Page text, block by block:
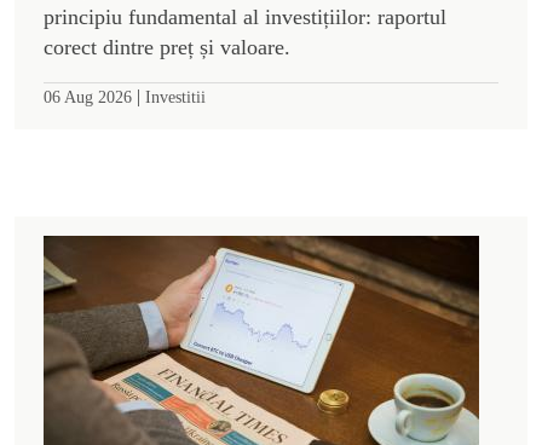
principiu fundamental al investițiilor: raportul
corect dintre preț și valoare.
06 Aug 2026 | Investitii